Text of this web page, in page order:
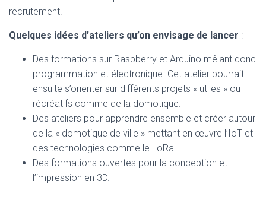
recrutement.
Quelques idées d’ateliers qu’on envisage de lancer :
Des formations sur Raspberry et Arduino mêlant donc
programmation et électronique. Cet atelier pourrait
ensuite s’orienter sur différents projets « utiles » ou
récréatifs comme de la domotique.
Des ateliers pour apprendre ensemble et créer autour
de la « domotique de ville » mettant en œuvre l’IoT et
des technologies comme le LoRa.
Des formations ouvertes pour la conception et
l’impression en 3D.